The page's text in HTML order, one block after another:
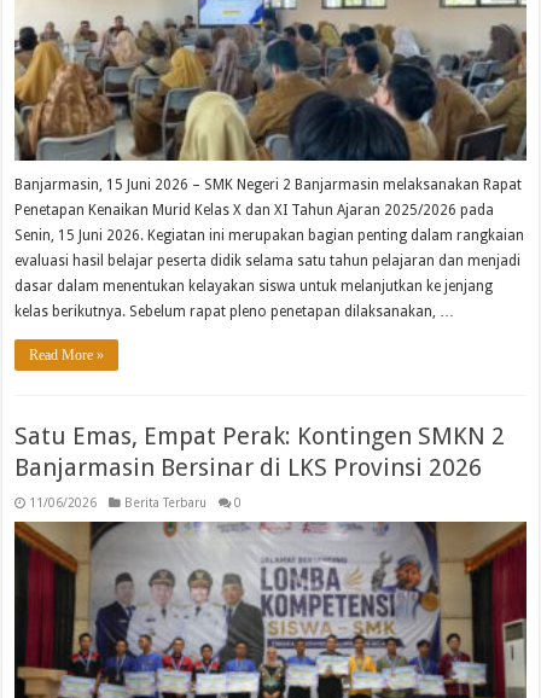
Banjarmasin, 15 Juni 2026 – SMK Negeri 2 Banjarmasin melaksanakan Rapat
Penetapan Kenaikan Murid Kelas X dan XI Tahun Ajaran 2025/2026 pada
Senin, 15 Juni 2026. Kegiatan ini merupakan bagian penting dalam rangkaian
evaluasi hasil belajar peserta didik selama satu tahun pelajaran dan menjadi
dasar dalam menentukan kelayakan siswa untuk melanjutkan ke jenjang
kelas berikutnya. Sebelum rapat pleno penetapan dilaksanakan, …
Read More »
Satu Emas, Empat Perak: Kontingen SMKN 2
Banjarmasin Bersinar di LKS Provinsi 2026
11/06/2026 Berita Terbaru 0